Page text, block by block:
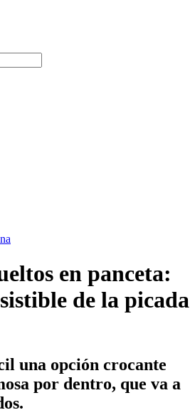
en panceta:
de la picada
una opción crocante
por dentro, que va a